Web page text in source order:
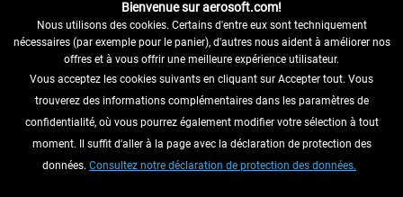
RENONCER AU CONTRAT ICI
INFORMATIONS
NE MANQUEZ PAS LES DERNIÈRES
Bienvenue sur aerosoft.com!
Nous utilisons des cookies. Certains d'entre eux sont techniquement
nécessaires (par exemple pour le panier), d'autres nous aident à améliorer nos
offres et à vous offrir une meilleure expérience utilisateur.
Vous acceptez les cookies suivants en cliquant sur Accepter tout. Vous
trouverez des informations complémentaires dans les paramètres de
confidentialité, où vous pourrez également modifier votre sélection à tout
moment. Il suffit d'aller à la page avec la déclaration de protection des
données. Consultez notre déclaration de protection des données.